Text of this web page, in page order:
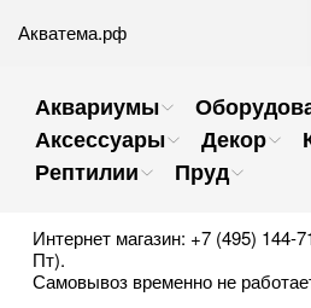
Акватема.рф
Аквариумы
Аксессуары
Декор
Рептилии
Пруд
Интернет магазин: +7 (495) 144-
Пт).
Самовывоз временно не